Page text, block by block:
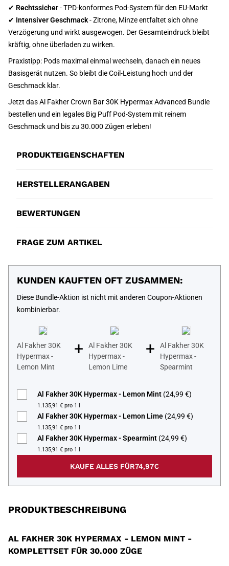
✔ Rechtssicher- TPD-konformes Pod-System für den EU-Markt
✔ Intensiver Geschmack- Zitrone, Minze entfaltet sich ohne
Verzögerung und wirkt ausgewogen. Der Gesamteindruck bleibt
kräftig, ohne überladen zu wirken.
Praxistipp: Pods maximal einmal wechseln, danach ein neues
Basisgerät nutzen. So bleibt die Coil-Leistung hoch und der
Geschmack klar.
Jetzt das Al Fakher Crown Bar 30K Hypermax Advanced Bundle
bestellen und ein legales Big Puff Pod-System mit reinem
Geschmack und bis zu 30.000 Zügen erleben!
PRODUKTEIGENSCHAFTEN
HERSTELLERANGABEN
BEWERTUNGEN
FRAGE ZUM ARTIKEL
KUNDEN KAUFTEN OFT ZUSAMMEN:
Diese Bundle-Aktion ist nicht mit anderen Coupon-Aktionen
kombinierbar.
Al Fakher 30K
Hypermax -
Lemon Mint
+
Al Fakher 30K
Hypermax -
Lemon Lime
+
Al Fakher 30K
Hypermax -
Spearmint
Al Fakher 30K Hypermax - Lemon Mint(24,99 €)
1.135,91 € pro 1 l
Al Fakher 30K Hypermax - Lemon Lime(24,99 €)
1.135,91 € pro 1 l
Al Fakher 30K Hypermax - Spearmint(24,99 €)
1.135,91 € pro 1 l
KAUFE ALLES FÜR74,97€
PRODUKTBESCHREIBUNG
AL FAKHER 30K HYPERMAX - LEMON MINT -
KOMPLETTSET FÜR 30.000 ZÜGE